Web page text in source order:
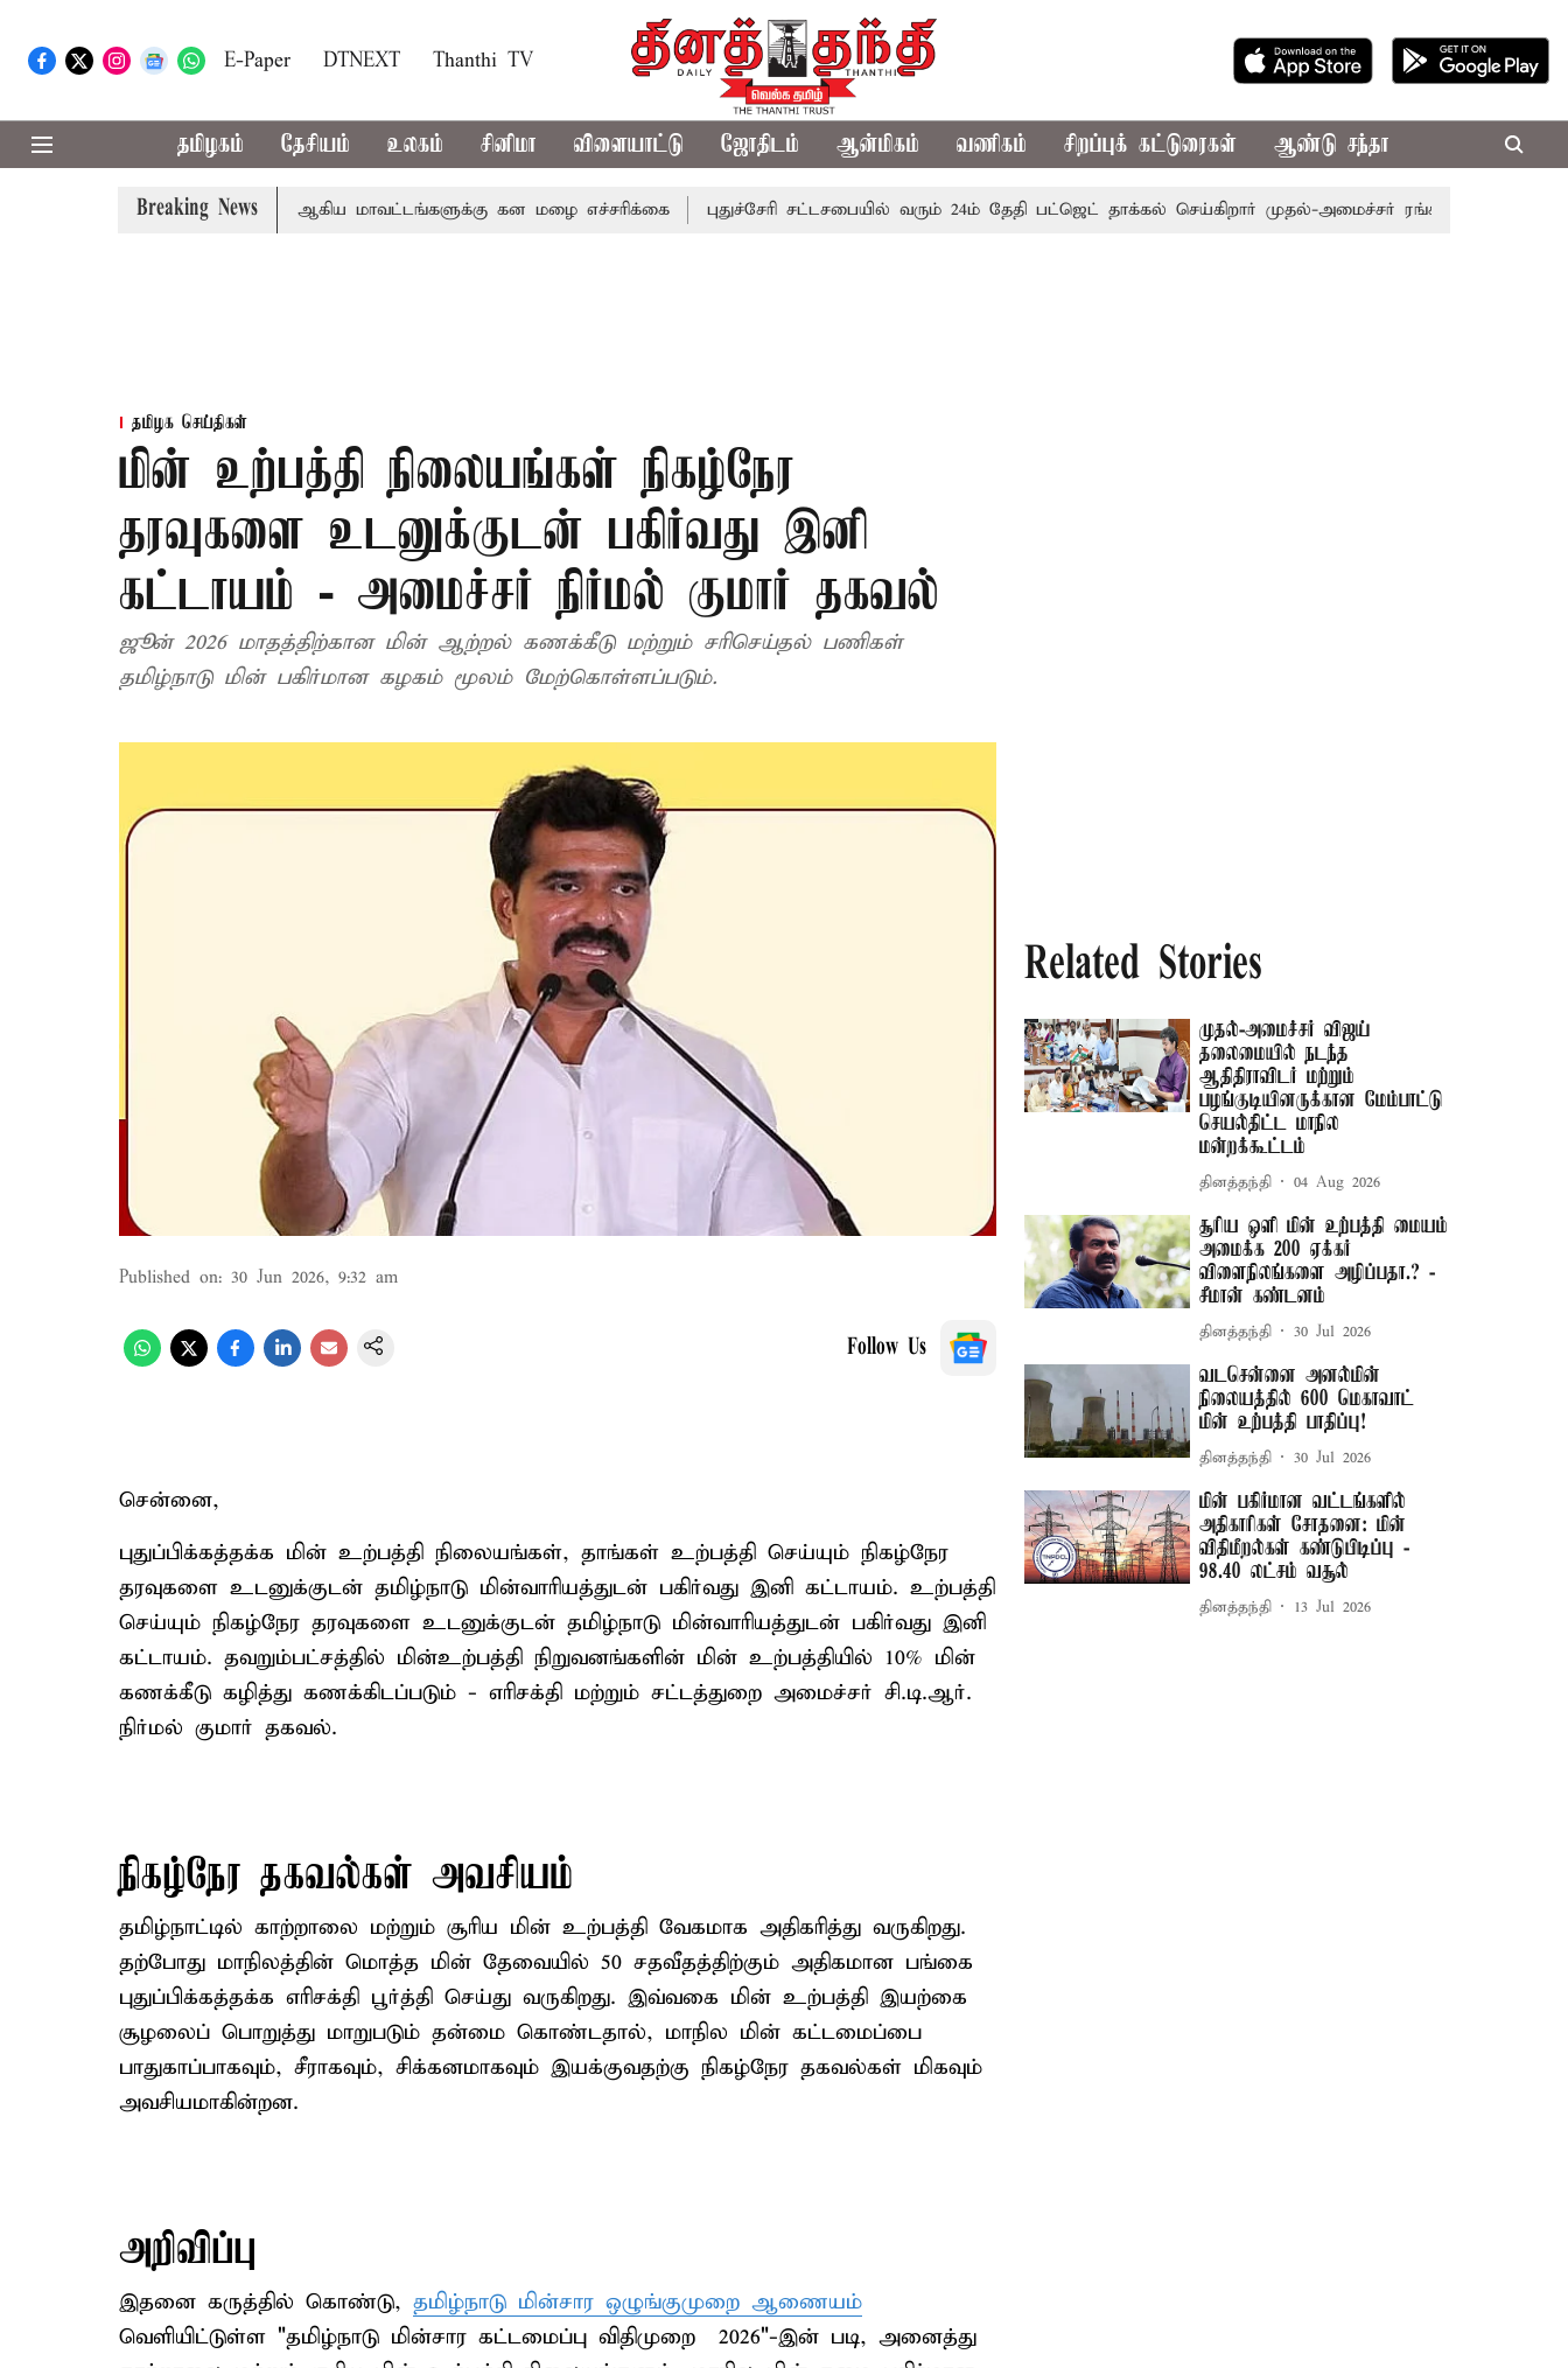
E-Paper DTNEXT Thanthi TV
தமிழகம் தேசியம் உலகம் சினிமா விளையாட்டு ஜோதிடம் ஆன்மிகம் வணிகம் சிறப்புக் கட்டுரைகள் ஆண்டு சந்தா
Breaking News
கோவை, தேனி,நீலகிரி ஆகிய மாவட்டங்களுக்கு கன மழை எச்சரிக்கை புதுச்சேரி சட்டசபையில் வரும் 24ம் தேதி பட்ஜெட் தாக்கல் செய்கிறார் முதல்-அமைச்சர் ரங்கசாமி
தமிழக செய்திகள்
மின் உற்பத்தி நிலையங்கள் நிகழ்நேர
தரவுகளை உடனுக்குடன் பகிர்வது இனி
கட்டாயம் - அமைச்சர் நிர்மல் குமார் தகவல்
ஜூன் 2026 மாதத்திற்கான மின் ஆற்றல் கணக்கீடு மற்றும் சரிசெய்தல் பணிகள்
தமிழ்நாடு மின் பகிர்மான கழகம் மூலம் மேற்கொள்ளப்படும்.
Published on: 30 Jun 2026, 9:32 am
Follow Us
சென்னை,
புதுப்பிக்கத்தக்க மின் உற்பத்தி நிலையங்கள், தாங்கள் உற்பத்தி செய்யும் நிகழ்நேர
தரவுகளை உடனுக்குடன் தமிழ்நாடு மின்வாரியத்துடன் பகிர்வது இனி கட்டாயம். உற்பத்தி
செய்யும் நிகழ்நேர தரவுகளை உடனுக்குடன் தமிழ்நாடு மின்வாரியத்துடன் பகிர்வது இனி
கட்டாயம். தவறும்பட்சத்தில் மின்உற்பத்தி நிறுவனங்களின் மின் உற்பத்தியில் 10% மின்
கணக்கீடு கழித்து கணக்கிடப்படும் - எரிசக்தி மற்றும் சட்டத்துறை அமைச்சர் சி.டி.ஆர்.
நிர்மல் குமார் தகவல்.
நிகழ்நேர தகவல்கள் அவசியம்
தமிழ்நாட்டில் காற்றாலை மற்றும் சூரிய மின் உற்பத்தி வேகமாக அதிகரித்து வருகிறது.
தற்போது மாநிலத்தின் மொத்த மின் தேவையில் 50 சதவீதத்திற்கும் அதிகமான பங்கை
புதுப்பிக்கத்தக்க எரிசக்தி பூர்த்தி செய்து வருகிறது. இவ்வகை மின் உற்பத்தி இயற்கை
சூழலைப் பொறுத்து மாறுபடும் தன்மை கொண்டதால், மாநில மின் கட்டமைப்பை
பாதுகாப்பாகவும், சீராகவும், சிக்கனமாகவும் இயக்குவதற்கு நிகழ்நேர தகவல்கள் மிகவும்
அவசியமாகின்றன.
அறிவிப்பு
இதனை கருத்தில் கொண்டு, தமிழ்நாடு மின்சார ஒழுங்குமுறை ஆணையம்
வெளியிட்டுள்ள "தமிழ்நாடு மின்சார கட்டமைப்பு விதிமுறை – 2026"-இன் படி, அனைத்து
Related Stories
முதல்-அமைச்சர் விஜய்
தலைமையில் நடந்த
ஆதிதிராவிடர் மற்றும்
பழங்குடியினருக்கான மேம்பாட்டு
செயல்திட்ட மாநில
மன்றக்கூட்டம்
தினத்தந்தி 04 Aug 2026
சூரிய ஒளி மின் உற்பத்தி மையம்
அமைக்க 200 ஏக்கர்
விளைநிலங்களை அழிப்பதா.? -
சீமான் கண்டனம்
தினத்தந்தி 30 Jul 2026
வடசென்னை அனல்மின்
நிலையத்தில் 600 மெகாவாட்
மின் உற்பத்தி பாதிப்பு!
தினத்தந்தி 30 Jul 2026
மின் பகிர்மான வட்டங்களில்
அதிகாரிகள் சோதனை: மின்
விதிமீறல்கள் கண்டுபிடிப்பு -
98.40 லட்சம் வசூல்
தினத்தந்தி 13 Jul 2026